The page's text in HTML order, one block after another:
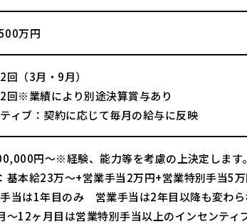
万円
回（3月・9月）
2回※業績により別途決算賞与あり
ィブ：契約に応じて毎月の給与に反映
円～※経験、能力等を考慮の上決定します。
基本給23万～+営業手当2万円+営業特別手当5万
当は1年目のみ 営業手当は2年目以降も変わら
～12ヶ月目は営業特別手当以上のインセンティ